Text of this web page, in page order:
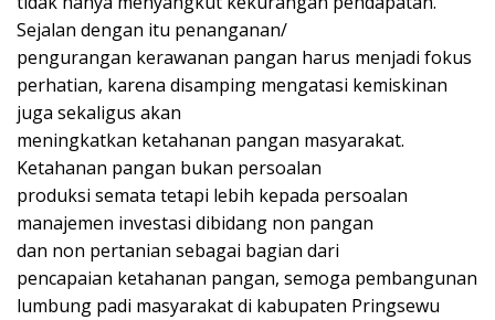
Sejalan dengan itu penanganan/
pengurangan kerawanan pangan harus menjadi fokus
perhatian, karena disamping mengatasi kemiskinan
juga sekaligus akan
meningkatkan ketahanan pangan masyarakat.
Ketahanan pangan bukan persoalan
produksi semata tetapi lebih kepada persoalan
manajemen investasi dibidang non pangan
dan non pertanian sebagai bagian dari
pencapaian ketahanan pangan, semoga pembangunan
lumbung padi masyarakat di kabupaten Pringsewu